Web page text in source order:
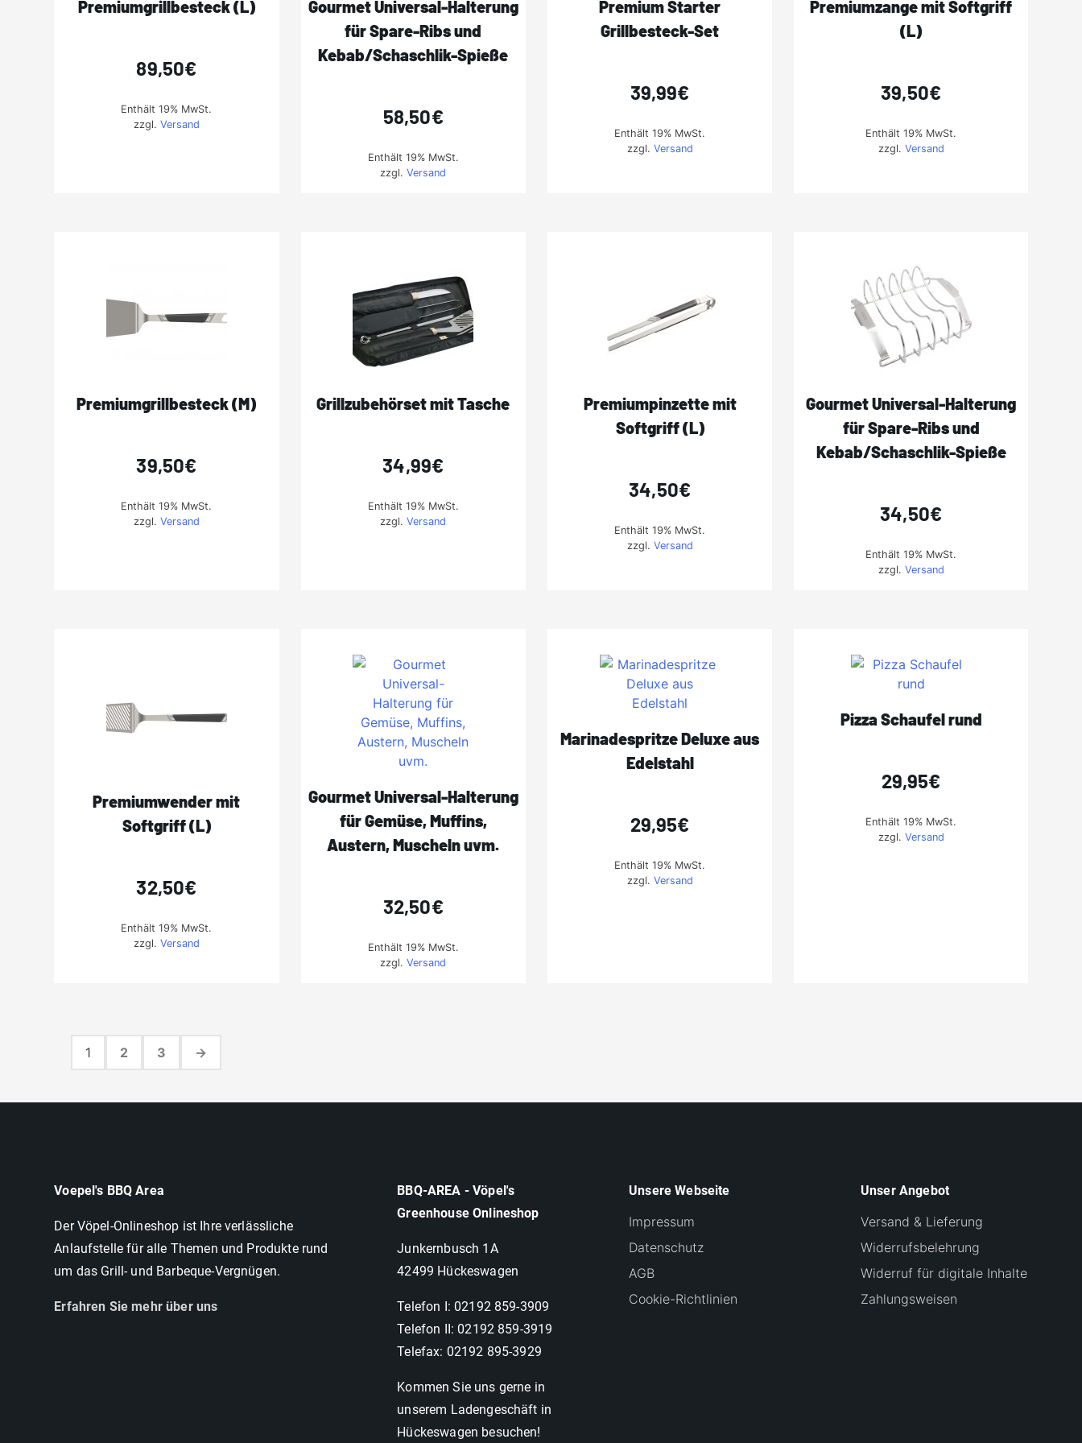
Premiumgrillbesteck (L)
89,50€
Enthält 19% MwSt.
zzgl. Versand
Gourmet Universal-Halterung
für Spare-Ribs und
Kebab/Schaschlik-Spieße
58,50€
Enthält 19% MwSt.
zzgl.Versand
Premium Starter
Grillbesteck-Set
39,99€
Enthält 19% MwSt.
zzgl. Versand
Premiumzange mit Softgriff
(L)
39,50€
Enthält 19% MwSt.
zzgl. Versand
Premiumgrillbesteck (M)
39,50€
Enthält 19% MwSt.
zzgl. Versand
Grillzubehörset mit Tasche
34,99€
Enthält 19% MwSt.
zzgl.Versand
Premiumpinzette mit
Softgriff (L)
34,50€
Enthält 19% MwSt.
zzgl. Versand
Gourmet Universal-Halterung
für Spare-Ribs und
Kebab/Schaschlik-Spieße
34,50€
Enthält 19% MwSt.
zzgl. Versand
Premiumwender mit
Softgriff (L)
32,50€
Enthält 19% MwSt.
zzgl. Versand
Gourmet Universal-Halterung
für Gemüse, Muffins,
Austern, Muscheln uvm.
32,50€
Enthält 19% MwSt.
zzgl.Versand
Marinadespritze Deluxe aus
Edelstahl
29,95€
Enthält 19% MwSt.
zzgl. Versand
Pizza Schaufel rund
29,95€
Enthält 19% MwSt.
zzgl. Versand
1 2 3 →
Voepel's BBQ Area
Der Vöpel-Onlineshop ist Ihre verlässliche
Anlaufstelle für alle Themen und Produkte rund
um das Grill- und Barbeque-Vergnügen.
Erfahren Sie mehr über uns
BBQ-AREA - Vöpel's
Greenhouse Onlineshop
Junkernbusch 1A
42499 Hückeswagen
Telefon I: 02192 859-3909
Telefon II: 02192 859-3919
Telefax: 02192 895-3929
Kommen Sie uns gerne in
unserem Ladengeschäft in
Hückeswagen besuchen!
Unsere Webseite
Impressum
Datenschutz
AGB
Cookie-Richtlinien
Unser Angebot
Versand & Lieferung
Widerrufsbelehrung
Widerruf für digitale Inhalte
Zahlungsweisen